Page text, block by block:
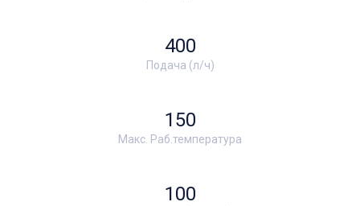
Подача (л/ч)
400
Макс. Раб.температура
150
100